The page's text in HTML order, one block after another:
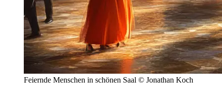
Feiernde Menschen in schönen Saal © Jonathan Koch